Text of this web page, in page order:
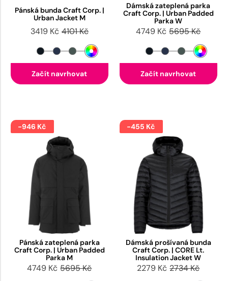
Pánská bunda Craft Corp. |
Urban Jacket M
3419 Kč 4101 Kč
Začít navrhovat
Dámská zateplená parka
Craft Corp. | Urban Padded
Parka W
4749 Kč 5695 Kč
Začít navrhovat
-946 Kč
Pánská zateplená parka
Craft Corp. | Urban Padded
Parka M
4749 Kč 5695 Kč
-455 Kč
Dámská prošívaná bunda
Craft Corp. | CORE Lt.
Insulation Jacket W
2279 Kč 2734 Kč